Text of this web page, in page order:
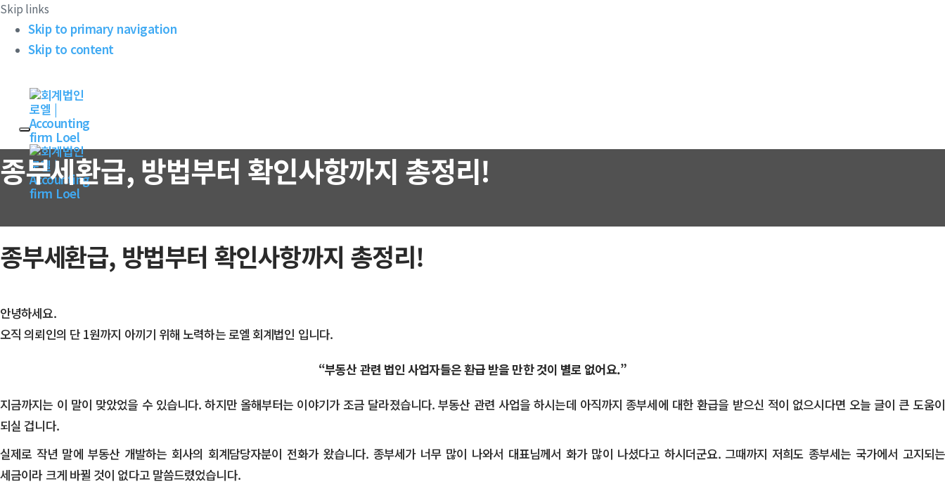
Skip links
Skip to primary navigation
Skip to content
종부세환급, 방법부터 확인사항까지 총정리!
종부세환급, 방법부터 확인사항까지 총정리!
안녕하세요.
오직 의뢰인의 단 1원까지 아끼기 위해 노력하는 로엘 회계법인 입니다.
“부동산 관련 법인 사업자들은환급 받을 만한 것이 별로 없어요.”
지금까지는 이 말이 맞았었을 수 있습니다. 하지만 올해부터는 이야기가 조금 달라졌습니다. 부동산 관련 사업을 하시는데 아직까지 종부세에 대한 환급을 받으신 적이 없으시다면 오늘 글이 큰 도움이
되실 겁니다.
​실제로 작년 말에 부동산 개발하는 회사의 회계담당자분이 전화가 왔습니다. 종부세가 너무 많이 나와서 대표님께서 화가 많이 나셨다고 하시더군요. 그때까지 저희도 종부세는 국가에서 고지되는
세금이라 크게 바뀔 것이 없다고 말씀드렸었습니다.